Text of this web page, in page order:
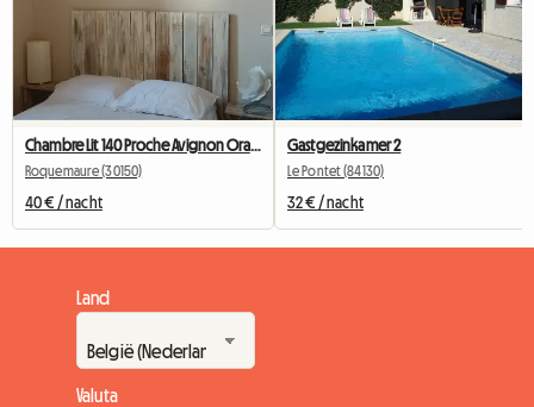
Chambre Lit 140 Proche Avignon Orange A 20 Mn De Marcoule
Roquemaure (30150)
40 € / nacht
Gastgezinkamer 2
Le Pontet (84130)
32 € / nacht
Land
Valuta